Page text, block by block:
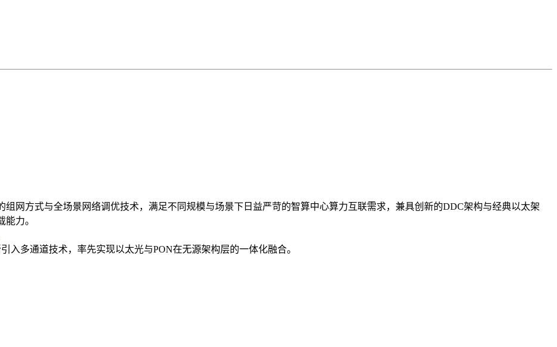
组网方式与全场景网络调优技术，满足不同规模与场景下日益严苛的智算中心算力互联需求，兼具创新的DDC架构与经典以太架
力。
入多通道技术，率先实现以太光与PON在无源架构层的一体化融合。